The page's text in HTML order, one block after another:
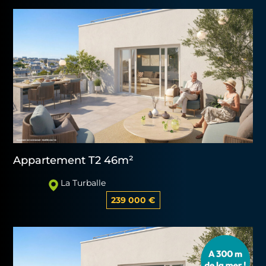
Appartement T2 46m²
La Turballe
239 000 €